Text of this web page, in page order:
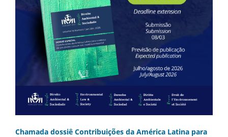
Chamada dossiê Contribuições da América Latina para